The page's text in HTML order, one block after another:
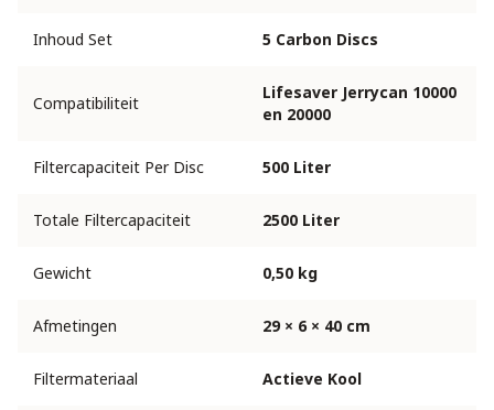
Inhoud Set 5 Carbon Discs
Compatibiliteit
Lifesaver Jerrycan 10000
en 20000
Filtercapaciteit Per Disc 500 Liter
Totale Filtercapaciteit 2500 Liter
Gewicht 0,50 kg
Afmetingen 29 × 6 × 40 cm
Filtermateriaal Actieve Kool